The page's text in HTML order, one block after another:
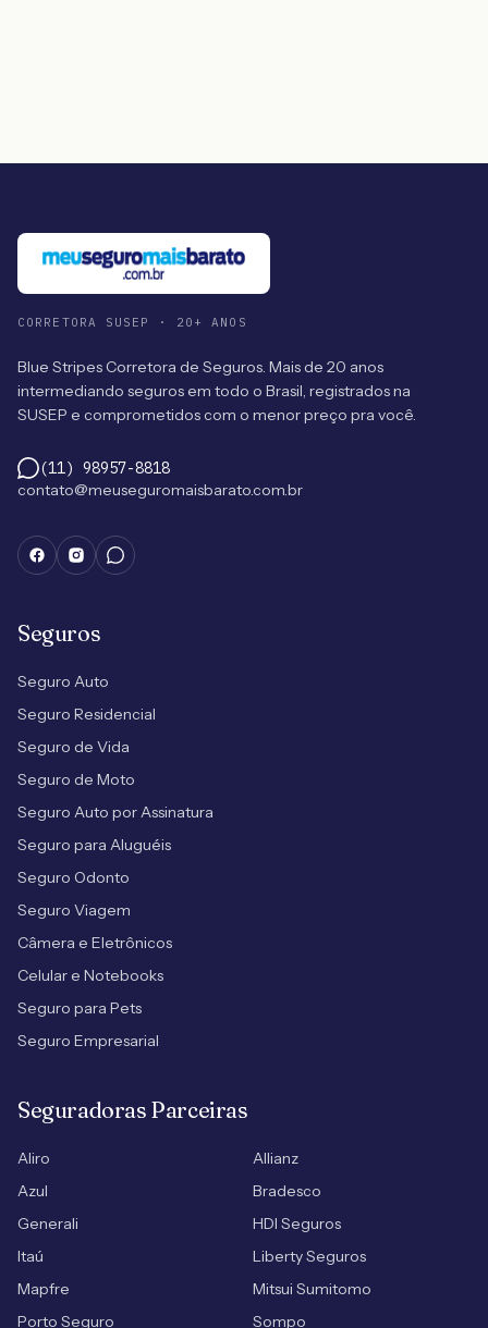
CORRETORA SUSEP · 20+ ANOS
Blue Stripes Corretora de Seguros. Mais de 20 anos
intermediando seguros em todo o Brasil, registrados na
SUSEP e comprometidos com o menor preço pra você.
(11) 98957-8818
contato@meuseguromaisbarato.com.br
Seguros
Seguro Auto
Seguro Residencial
Seguro de Vida
Seguro de Moto
Seguro Auto por Assinatura
Seguro para Aluguéis
Seguro Odonto
Seguro Viagem
Câmera e Eletrônicos
Celular e Notebooks
Seguro para Pets
Seguro Empresarial
Seguradoras Parceiras
Aliro
Allianz
Azul
Bradesco
Generali
HDI Seguros
Itaú
Liberty Seguros
Mapfre
Mitsui Sumitomo
Porto Seguro
Sompo